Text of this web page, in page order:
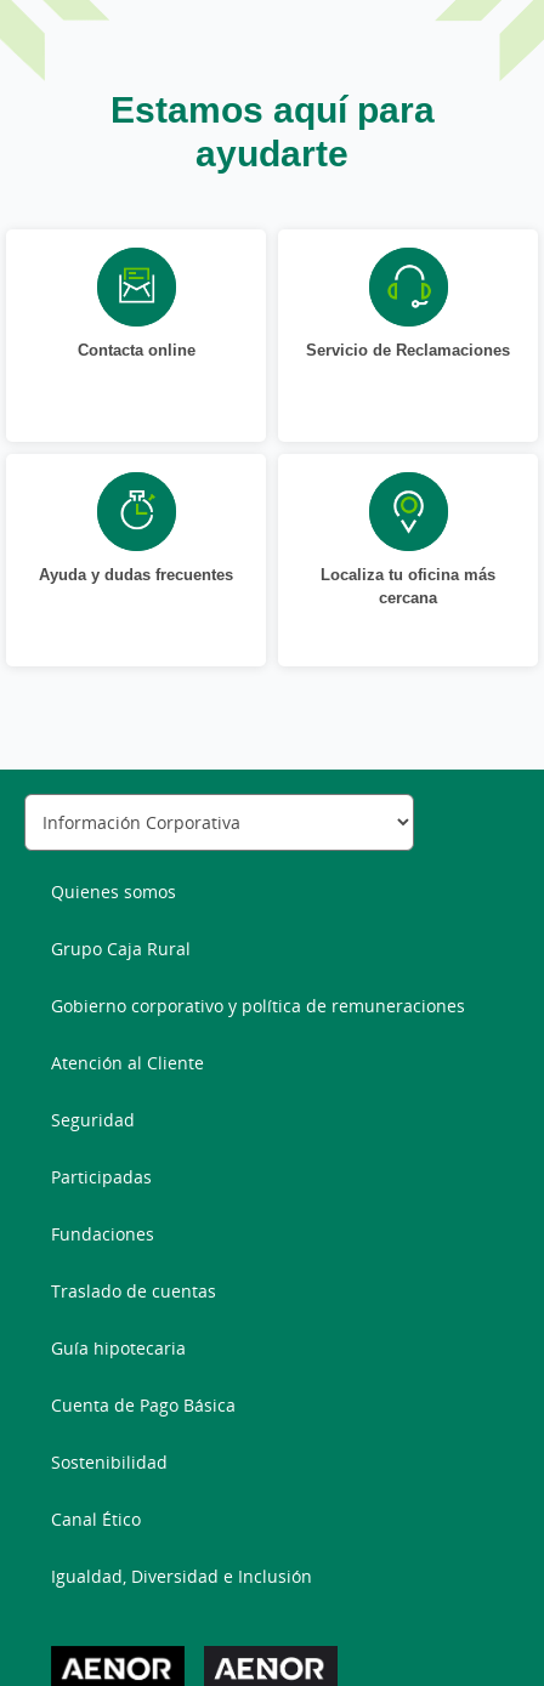
Estamos aquí para
ayudarte
Contacta online Servicio de Reclamaciones
Ayuda y dudas frecuentes
Localiza tu oficina más
cercana
Quienes somos
Grupo Caja Rural
Gobierno corporativo y política de remuneraciones
Atención al Cliente
Seguridad
Participadas
Fundaciones
Traslado de cuentas
Guía hipotecaria
Cuenta de Pago Básica
Sostenibilidad
Canal Ético
Igualdad, Diversidad e Inclusión